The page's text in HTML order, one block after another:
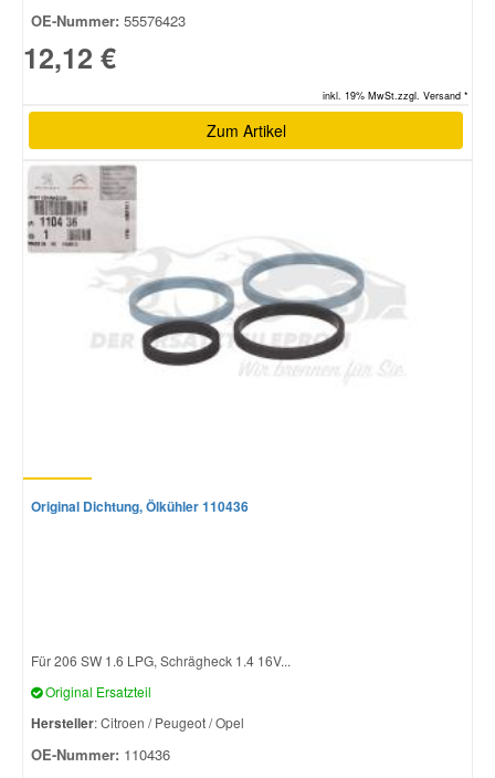
OE-Nummer: 55576423
12,12 €
inkl. 19% MwSt.zzgl. Versand *
Zum Artikel
Original Dichtung, Ölkühler 110436
Für 206 SW 1.6 LPG, Schrägheck 1.4 16V...
Original Ersatzteil
Hersteller: Citroen / Peugeot / Opel
OE-Nummer: 110436
Vauxhall Ersatzteile